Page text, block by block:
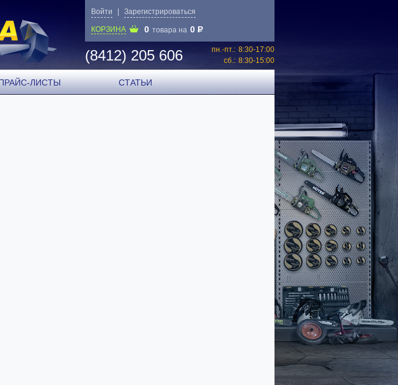
Войти Зарегистрироваться
КОРЗИНА 0 товара на 0 P
(8412) 205 606 пн.-пт.: 8:30-17:00
сб.: 8:30-15:00
ЛИСТЫ СТАТЬИ